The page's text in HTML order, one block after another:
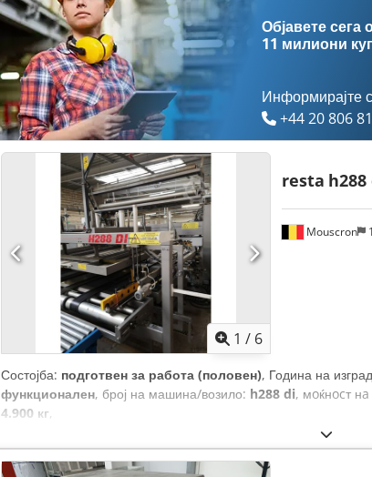
Објавете сега
11 милиони
Информирајте
+44 20 806
1 / 6
Mouscron
resta h288
Состојба: подготвен за работа (половен), Година на
функционален, број на машина/возило: h288 di, мoќнocт
4.900 кг,